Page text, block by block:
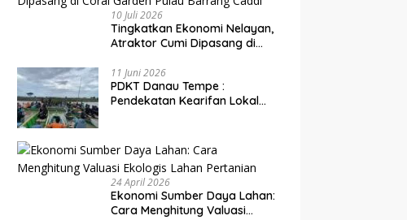
10 Juli 2026
Tingkatkan Ekonomi Nelayan,
Atraktor Cumi Dipasang di
Caddi
11 Juni 2026
PDKT Danau Tempe :
Pendekatan Kearifan Lokal
24 April 2026
Ekonomi Sumber Daya Lahan:
Cara Menghitung Valuasi